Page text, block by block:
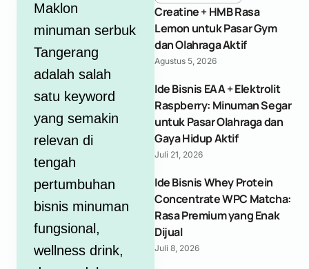
Maklon
minuman serbuk
Tangerang
adalah salah
satu keyword
yang semakin
relevan di
tengah
pertumbuhan
bisnis minuman
fungsional,
wellness drink,
Creatine + HMB Rasa
Lemon untuk Pasar Gym
dan Olahraga Aktif
Agustus 5, 2026
Ide Bisnis EAA + Elektrolit
Raspberry: Minuman Segar
untuk Pasar Olahraga dan
Gaya Hidup Aktif
Juli 21, 2026
Ide Bisnis Whey Protein
Concentrate WPC Matcha:
Rasa Premium yang Enak
Dijual
Juli 8, 2026